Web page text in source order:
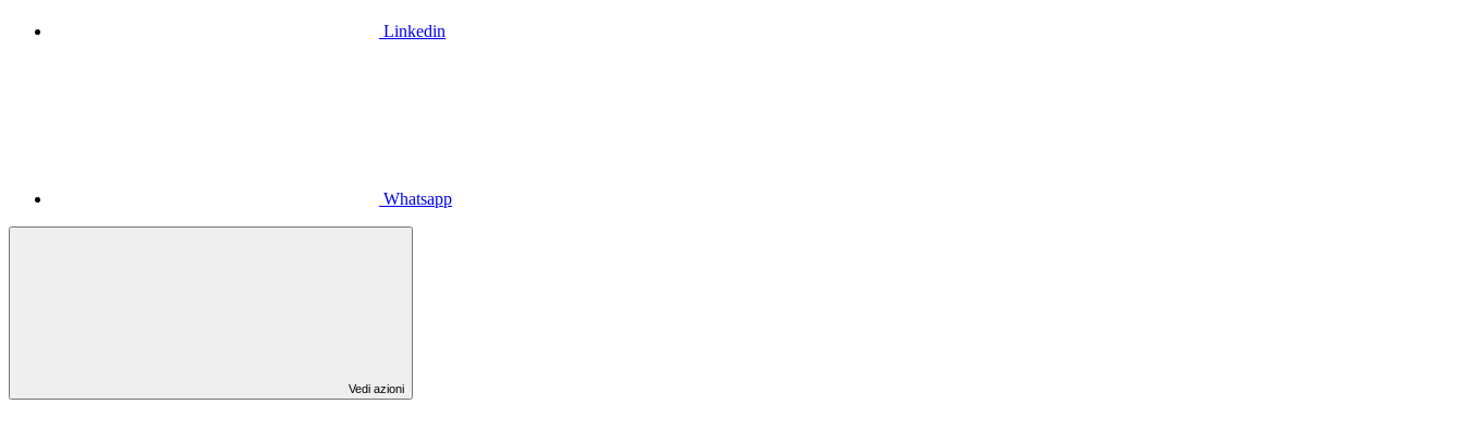
Linkedin
Whatsapp
Vedi azioni